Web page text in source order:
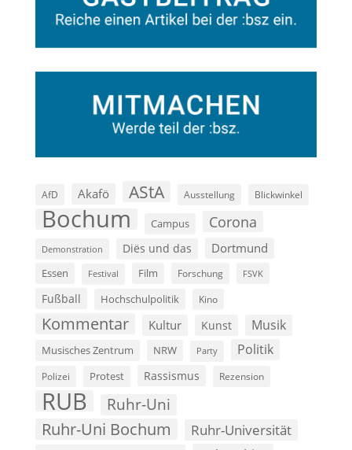
AfD Akafö AStA Ausstellung Blickwinkel
Bochum Campus Corona
Demonstration Diës und das Dortmund
Essen Festival Film Forschung FSVK
Fußball Hochschulpolitik Kino
Kommentar Kultur Kunst Musik
Musisches Zentrum NRW Party Politik
Polizei Protest Rassismus Rezension
RUB Ruhr-Uni
Ruhr-Uni Bochum Ruhr-Universität